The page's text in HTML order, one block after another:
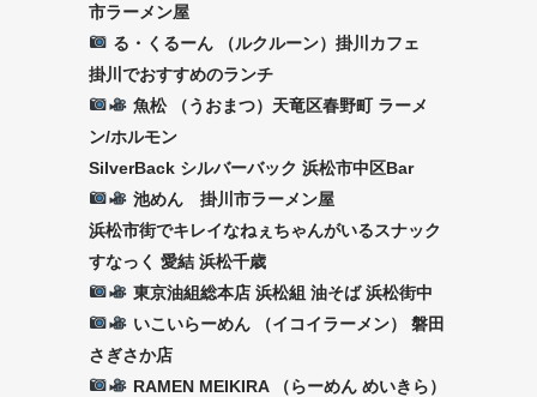
市ラーメン屋
る・くるーん （ルクルーン）掛川カフェ
掛川でおすすめのランチ
魚松 （うおまつ）天竜区春野町 ラーメ
ン/ホルモン
SilverBack シルバーバック 浜松市中区Bar
池めん 掛川市ラーメン屋
浜松市街でキレイなねぇちゃんがいるスナック
すなっく 愛結 浜松千歳
東京油組総本店 浜松組 油そば 浜松街中
いこいらーめん （イコイラーメン） 磐田
さぎさか店
RAMEN MEIKIRA （らーめん めいきら）